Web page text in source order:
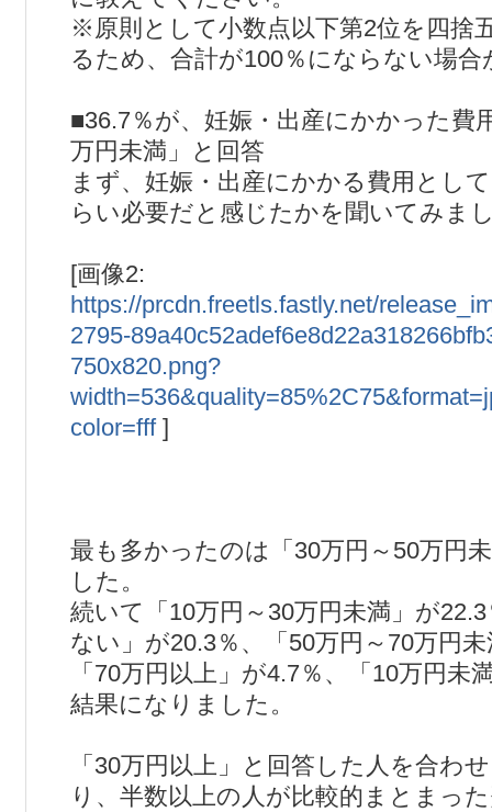
※原則として小数点以下第2位を四捨
るため、合計が100％にならない場
■36.7％が、妊娠・出産にかかった費
万円未満」と回答
まず、妊娠・出産にかかる費用とし
らい必要だと感じたかを聞いてみま
[画像2:
https://prcdn.freetls.fastly.net/
2795-
750x820.png?
color=fff]
最も多かったのは「30万円～50万円
した。
続いて「10万円～30万円未満」が
ない」が20.3％、「50万円～70万円
「70万円以上」が4.7％、「10万円未
結果になりました。
「30万円以上」と回答した人を合わ
り、半数以上の人が比較的まとまっ